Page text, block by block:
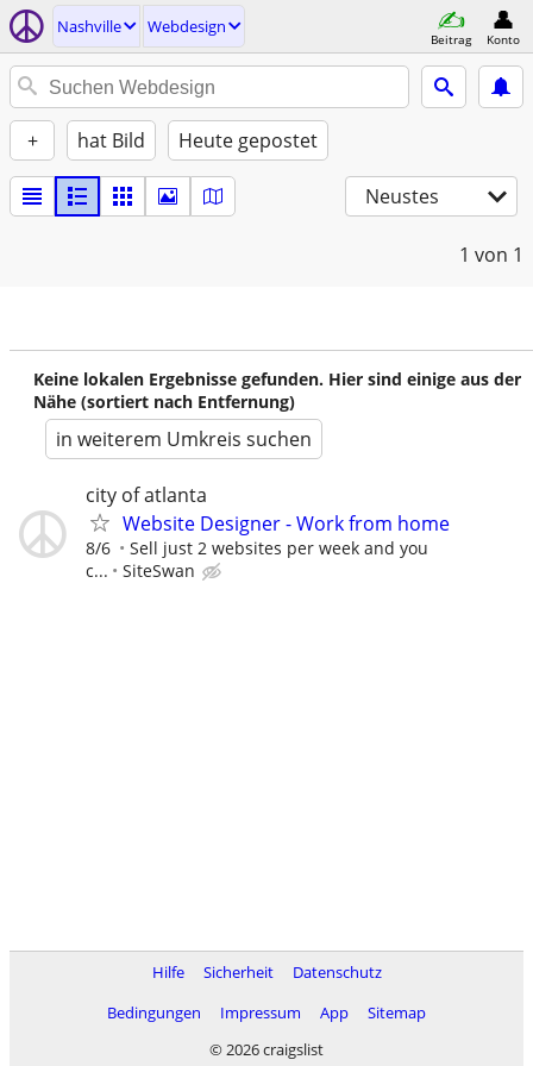
Nashville Webdesign
Beitrag Konto
+ hat Bild Heute gepostet
Neustes
1 von 1
Keine lokalen Ergebnisse gefunden. Hier sind einige aus der
Nähe (sortiert nach Entfernung)
in weiterem Umkreis suchen
city of atlanta
Website Designer - Work from home
8/6
Sell just 2 websites per week and you
c...
SiteSwan
Hilfe Sicherheit
Datenschutz
Bedingungen
Impressum App
Sitemap
© 2026 craigslist